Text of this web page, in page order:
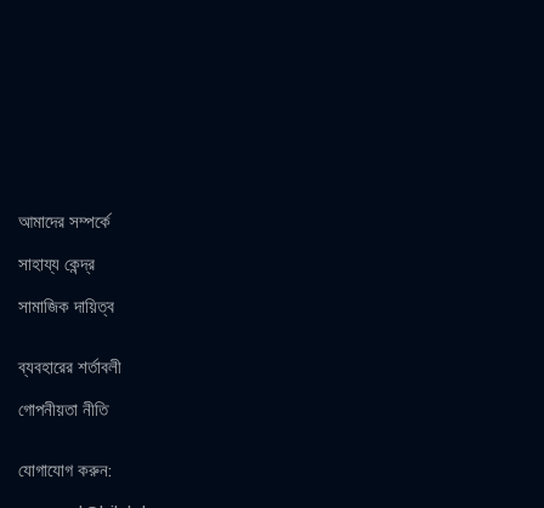
আমাদের সম্পর্কে
সাহায্য কেন্দ্র
সামাজিক দায়িত্ব
ব্যবহারের শর্তাবলী
গোপনীয়তা নীতি
যোগাযোগ করুন: